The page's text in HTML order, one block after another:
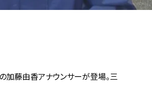
加藤由香アナウンサーが登場。三